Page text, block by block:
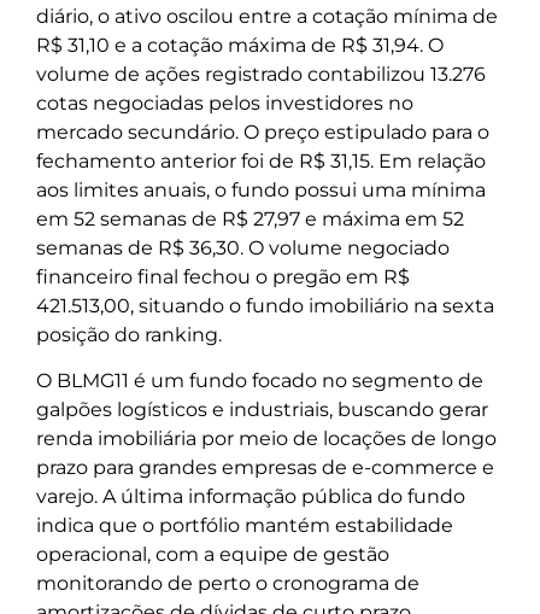
diário, o ativo oscilou entre a cotação mínima de
R$ 31,10 e a cotação máxima de R$ 31,94. O
volume de ações registrado contabilizou 13.276
cotas negociadas pelos investidores no
mercado secundário. O preço estipulado para o
fechamento anterior foi de R$ 31,15. Em relação
aos limites anuais, o fundo possui uma mínima
em 52 semanas de R$ 27,97 e máxima em 52
semanas de R$ 36,30. O volume negociado
financeiro final fechou o pregão em R$
421.513,00, situando o fundo imobiliário na sexta
posição do ranking.
O BLMG11 é um fundo focado no segmento de
galpões logísticos e industriais, buscando gerar
renda imobiliária por meio de locações de longo
prazo para grandes empresas de e-commerce e
varejo. A última informação pública do fundo
indica que o portfólio mantém estabilidade
operacional, com a equipe de gestão
monitorando de perto o cronograma de